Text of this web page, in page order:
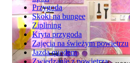
Przygoda
Skoki na bungee
Ziplining
Kryta przygoda
Zajęcia na świeżym powietrzu
Jazda quadem
Zwiedzanie z powietrza